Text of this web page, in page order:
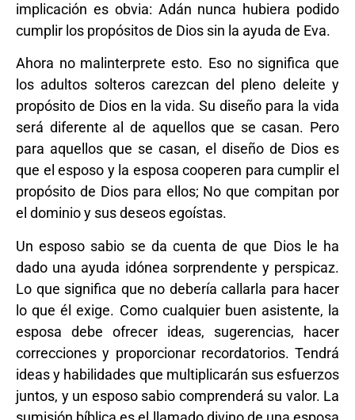
implicación es obvia: Adán nunca hubiera podido
cumplir los propósitos de Dios sin la ayuda de Eva.
Ahora no malinterprete esto. Eso no significa que
los adultos solteros carezcan del pleno deleite y
propósito de Dios en la vida. Su diseño para la vida
será diferente al de aquellos que se casan. Pero
para aquellos que se casan, el diseño de Dios es
que el esposo y la esposa cooperen para cumplir el
propósito de Dios para ellos; No que compitan por
el dominio y sus deseos egoístas.
Un esposo sabio se da cuenta de que Dios le ha
dado una ayuda idónea sorprendente y perspicaz.
Lo que significa que no debería callarla para hacer
lo que él exige. Como cualquier buen asistente, la
esposa debe ofrecer ideas, sugerencias, hacer
correcciones y proporcionar recordatorios. Tendrá
ideas y habilidades que multiplicarán sus esfuerzos
juntos, y un esposo sabio comprenderá su valor. La